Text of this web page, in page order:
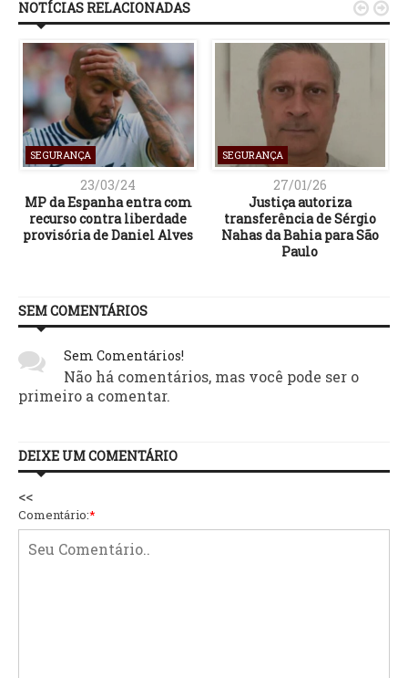
NOTÍCIAS RELACIONADAS
SEGURANÇA
23/03/24
MP da Espanha entra com
recurso contra liberdade
provisória de Daniel Alves
SEGURANÇA
27/01/26
Justiça autoriza
transferência de Sérgio
Nahas da Bahia para São
Paulo
 
SEM COMENTÁRIOS
Sem Comentários!
Não há comentários, mas você pode ser o
primeiro a comentar.
DEIXE UM COMENTÁRIO
<<
Comentário:*